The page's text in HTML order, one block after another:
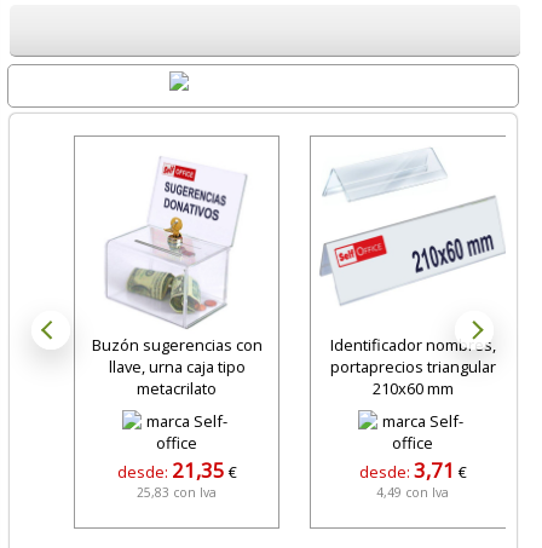
Buzón sugerencias con
llave, urna caja tipo
metacrilato
desde: 21,35 €
25,83 con Iva
Identificador nombres,
portaprecios triangular
210x60 mm
desde: 3,71 €
4,49 con Iva